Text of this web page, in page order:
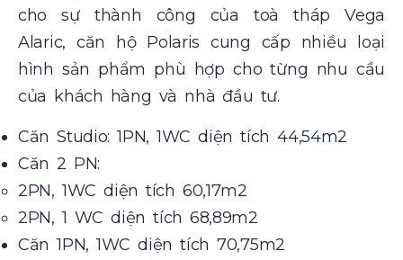
cho sự thành công của toà tháp Vega
Alaric, căn hộ Polaris cung cấp nhiều loại
hình sản phẩm phù hợp cho từng nhu cầu
của khách hàng và nhà đầu tư.
Căn Studio: 1PN, 1WC diện tích 44,54m2
Căn 2 PN:
2PN, 1WC diện tích 60,17m2
2PN, 1 WC diện tích 68,89m2
Căn 1PN, 1WC diện tích 70,75m2